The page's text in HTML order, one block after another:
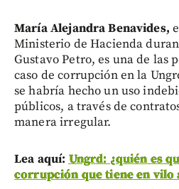
María Alejandra Benavides,
Ministerio de Hacienda
Gustavo Petro, es una de las
caso de corrupción en la
se habría hecho un uso
públicos, a través de
manera irregular.
Lea aquí: Ungrd: ¿quién es
corrupción que tiene en vilo